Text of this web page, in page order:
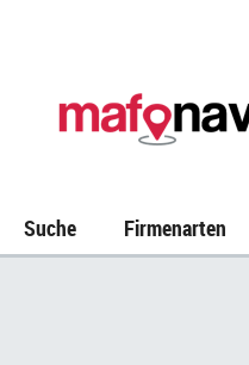
Suche Firmenarten